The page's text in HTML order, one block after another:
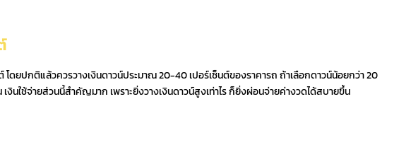
ดยปกติแล้วควรวางเงินดาวน์ประมาณ 20-40 เปอร์เซ็นต์ของราคารถ ถ้าเลือกดาวน์น้อยกว่า 20
งินใช้จ่ายส่วนนี้สำคัญมาก เพราะยิ่งวางเงินดาวน์สูงเท่าไร ก็ยิ่งผ่อนจ่ายค่างวดได้สบายขึ้น